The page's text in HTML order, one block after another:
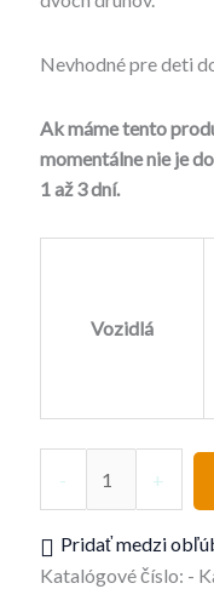
Nevhodné pre deti
Ak máme tento
momentálne nie je
1 až 3 dní.
Vozidlá
- +
Pridať medzi
Katalógové číslo: -